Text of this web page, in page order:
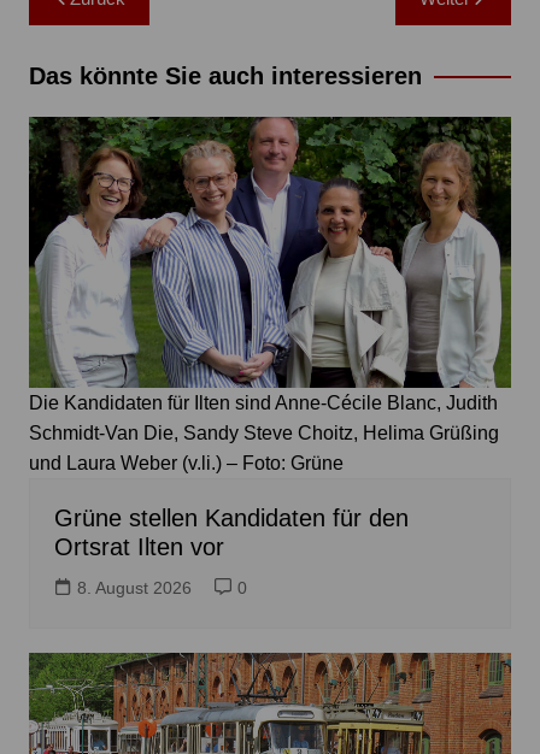
Das könnte Sie auch interessieren
Die Kandidaten für Ilten sind Anne-Cécile Blanc, Judith
Schmidt-Van Die, Sandy Steve Choitz, Helima Grüßing
und Laura Weber (v.li.) – Foto: Grüne
Grüne stellen Kandidaten für den
Ortsrat Ilten vor
8. August 2026 0